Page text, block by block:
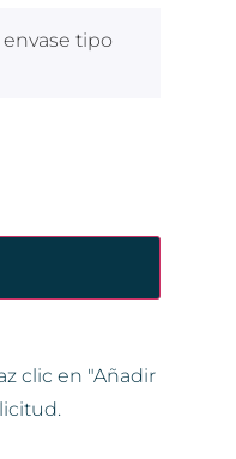
tipo
clic en "Añadir